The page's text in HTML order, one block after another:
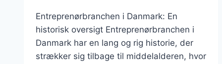
Entreprenørbranchen i Danmark: En
historisk oversigt Entreprenørbranchen i
Danmark har en lang og rig historie, der
strækker sig tilbage til middelalderen, hvor